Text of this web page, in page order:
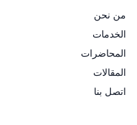
من نحن
الخدمات
المحاضرات
المقالات
اتصل بنا